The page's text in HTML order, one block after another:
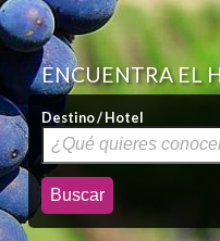
ENCUENTRA EL
Destino / Hotel